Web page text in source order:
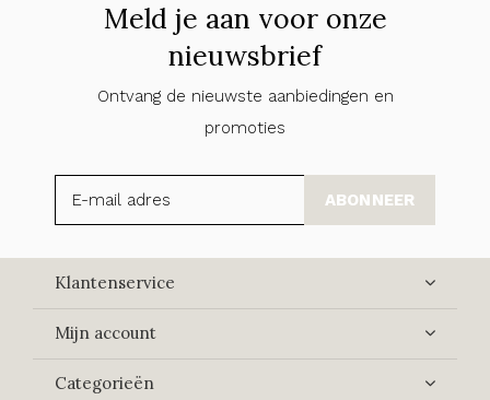
Meld je aan voor onze
nieuwsbrief
Ontvang de nieuwste aanbiedingen en
promoties
ABONNEER
Klantenservice
Mijn account
Categorieën